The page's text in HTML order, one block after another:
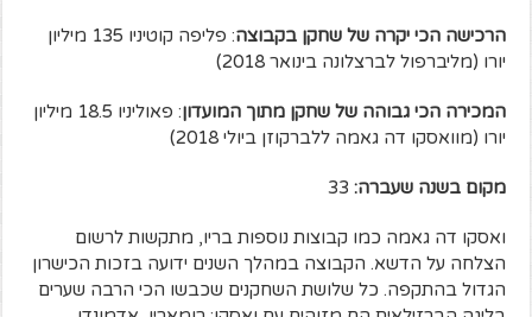
הרכישה הכי יקרה של שחקן בקבוצה
: פליפה קוטיניו 135 מיליון
יורו (מליברפול לברצלונה בינואר 2018)
המכירה הכי גבוהה של שחקן מתוך המועדון
: פאוליניו 18.5 מיליון
יורו (מוואסקו דה גאמה ללברקוזן ביולי 2018)
מקום בשנה שעברה:
ואסקו דה גאמה כמו קבוצות נוספות בריו, מתקשות לרשום
הצלחה על הדשא. הקבוצה במהלך השנים ידועה בזכות הכישרון
הגדול בהתקפה. כל שלושת השחקנים שכבשו הכי הרבה שערים